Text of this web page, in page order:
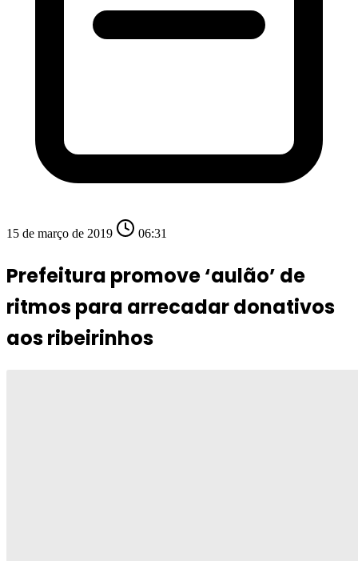
15 de março de 2019 06:31
Prefeitura promove ‘aulão’ de
ritmos para arrecadar donativos
aos ribeirinhos